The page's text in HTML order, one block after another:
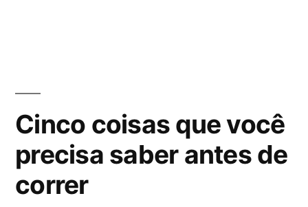
Cinco coisas que você
precisa saber antes de
correr